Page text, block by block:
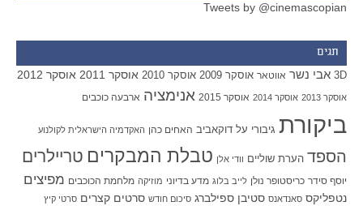
Tweets by @cinemascopian
תגים
3D אבי נשר אווטאר אוסקר 2009 אוסקר 2010 אוסקר 2011 אוסקר 2012
אוסקר 2013 אוסקר 2014 אוסקר 2015 אנימציה ארבעה כוכבים
ביקורת גיבורי על דוקאביב האחים כהן האקדמיה הישראלית לקולנוע
הספד הערת שוליים וודי אלן טבלת המבקרים טריילרים
יוסף סידר כריסטופר נולן לייב בלוג מדע בדיוני מוזיקה מלחמת הכוכבים מפיצים
נטפליקס סאנדאנס סטיבן ספילברג סיכום חודש סרטים קצרים סרטי קיץ